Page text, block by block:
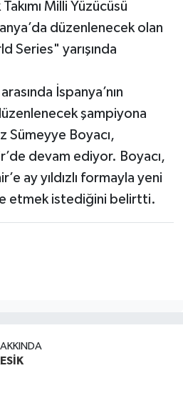
Milli Yüzücüsü
düzenlenecek olan
Series" yarışında
İspanya’nın
şampiyona
Sümeyye Boyacı,
devam ediyor. Boyacı,
ay yıldızlı formayla yeni
etmek istediğini belirtti.